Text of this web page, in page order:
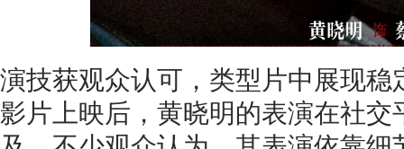
演技获观众认可，类型片中展现稳
影片上映后，黄晓明的表演在社